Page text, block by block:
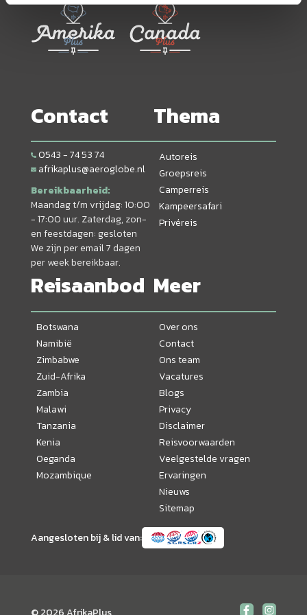
Contact
0543 - 74 53 74
afrikaplus@aeroglobe.nl
Bereikbaarheid:
Maandag t/m vrijdag: 10:00
- 17:00 uur. Zaterdag, zon-
en feestdagen: gesloten
We zijn per email 7 dagen
per week bereikbaar.
Thema
Autoreis
Groepsreis
Camperreis
Kampeersafari
Privéreis
Reisaanbod
Botswana
Namibië
Zimbabwe
Zuid-Afrika
Zambia
Malawi
Tanzania
Kenia
Oeganda
Mozambique
Meer
Over ons
Contact
Ons team
Vacatures
Blogs
Privacy
Disclaimer
Reisvoorwaarden
Veelgestelde vragen
Ervaringen
Nieuws
Sitemap
Aangesloten bij & lid van: